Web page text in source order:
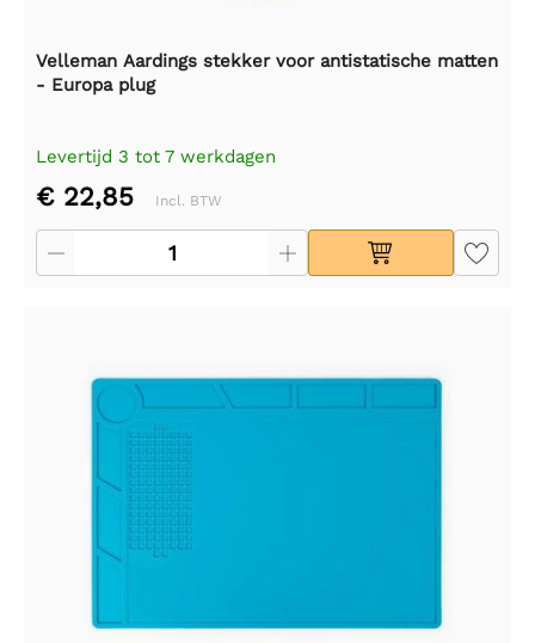
Velleman Aardings stekker voor antistatische matten
- Europa plug
Levertijd 3 tot 7 werkdagen
€ 22,85 Incl. BTW